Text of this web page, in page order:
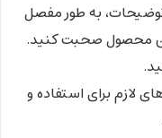
به طور مفصل
محصول صحبت کنید.
لازم برای استفاده و